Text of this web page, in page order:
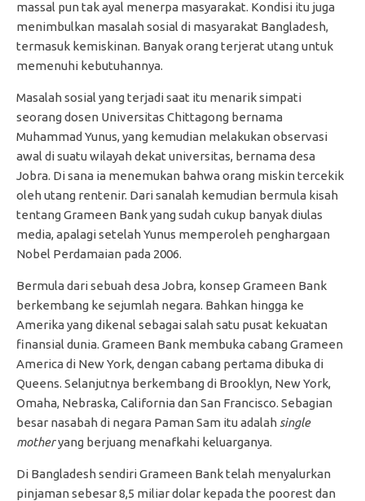
massal pun tak ayal menerpa masyarakat. Kondisi itu juga
menimbulkan masalah sosial di masyarakat Bangladesh,
termasuk kemiskinan. Banyak orang terjerat utang untuk
memenuhi kebutuhannya.
Masalah sosial yang terjadi saat itu menarik simpati
seorang dosen Universitas Chittagong bernama
Muhammad Yunus, yang kemudian melakukan observasi
awal di suatu wilayah dekat universitas, bernama desa
Jobra. Di sana ia menemukan bahwa orang miskin tercekik
oleh utang rentenir. Dari sanalah kemudian bermula kisah
tentang Grameen Bank yang sudah cukup banyak diulas
media, apalagi setelah Yunus memperoleh penghargaan
Nobel Perdamaian pada 2006.
Bermula dari sebuah desa Jobra, konsep Grameen Bank
berkembang ke sejumlah negara. Bahkan hingga ke
Amerika yang dikenal sebagai salah satu pusat kekuatan
finansial dunia. Grameen Bank membuka cabang Grameen
America di New York, dengan cabang pertama dibuka di
Queens. Selanjutnya berkembang di Brooklyn, New York,
Omaha, Nebraska, California dan San Francisco. Sebagian
besar nasabah di negara Paman Sam itu adalah single
motheryang berjuang menafkahi keluarganya.
Di Bangladesh sendiri Grameen Bank telah menyalurkan
pinjaman sebesar 8,5 miliar dolar kepada the poorest dan